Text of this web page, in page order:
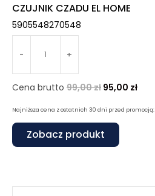
CZUJNIK CZADU EL HOME
5905548270548
- +
Cena brutto 99,00zł 95,00 zł
Najniższa cena z ostatnich 30 dni przed promocją:
Zobacz produkt